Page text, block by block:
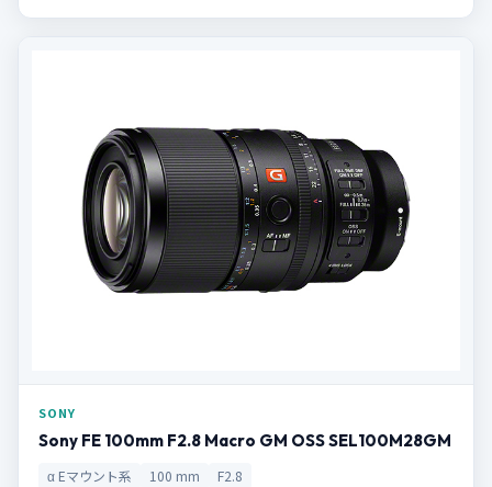
SONY
Sony FE 100mm F2.8 Macro GM OSS SEL100M28GM
α Eマウント系 100 mm F2.8